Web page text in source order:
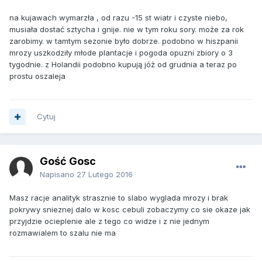
na kujawach wymarzła , od razu -15 st wiatr i czyste niebo,
musiała dostać sztycha i gnije. nie w tym roku sory. może za rok
zarobimy. w tamtym sezonie było dobrze. podobno w hiszpanii
mrozy uszkodziły młode plantacje i pogoda opuzni zbiory o 3
tygodnie. z Holandii podobno kupują jóż od grudnia a teraz po
prostu oszaleja
Cytuj
Gość Gosc
Napisano 27 Lutego 2016
Masz racje analityk strasznie to slabo wyglada mrozy i brak
pokrywy snieznej dalo w kosc cebuli zobaczymy co sie okaze jak
przyjdzie ocieplenie ale z tego co widze i z nie jednym
rozmawialem to szalu nie ma